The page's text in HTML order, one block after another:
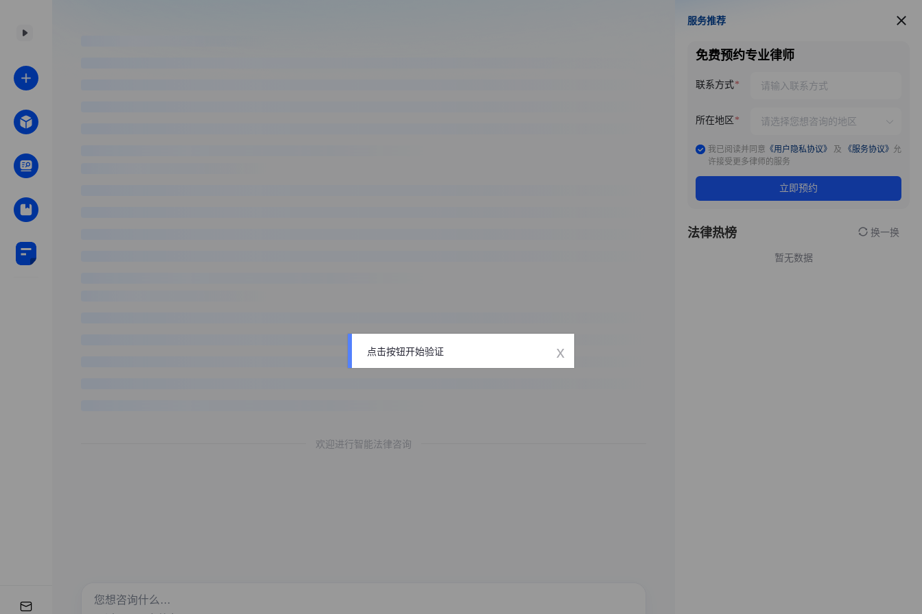
欢迎进行智能法律咨询
服务推荐
服务推荐
免费预约专业律师
联系方式
所在地区
我已阅读并同意 《用户隐私协议》 及 《服务协议》 允
许接受更多律师的服务
立即预约
法律热榜 换一换
暂无数据
点击按钮开始验证 x